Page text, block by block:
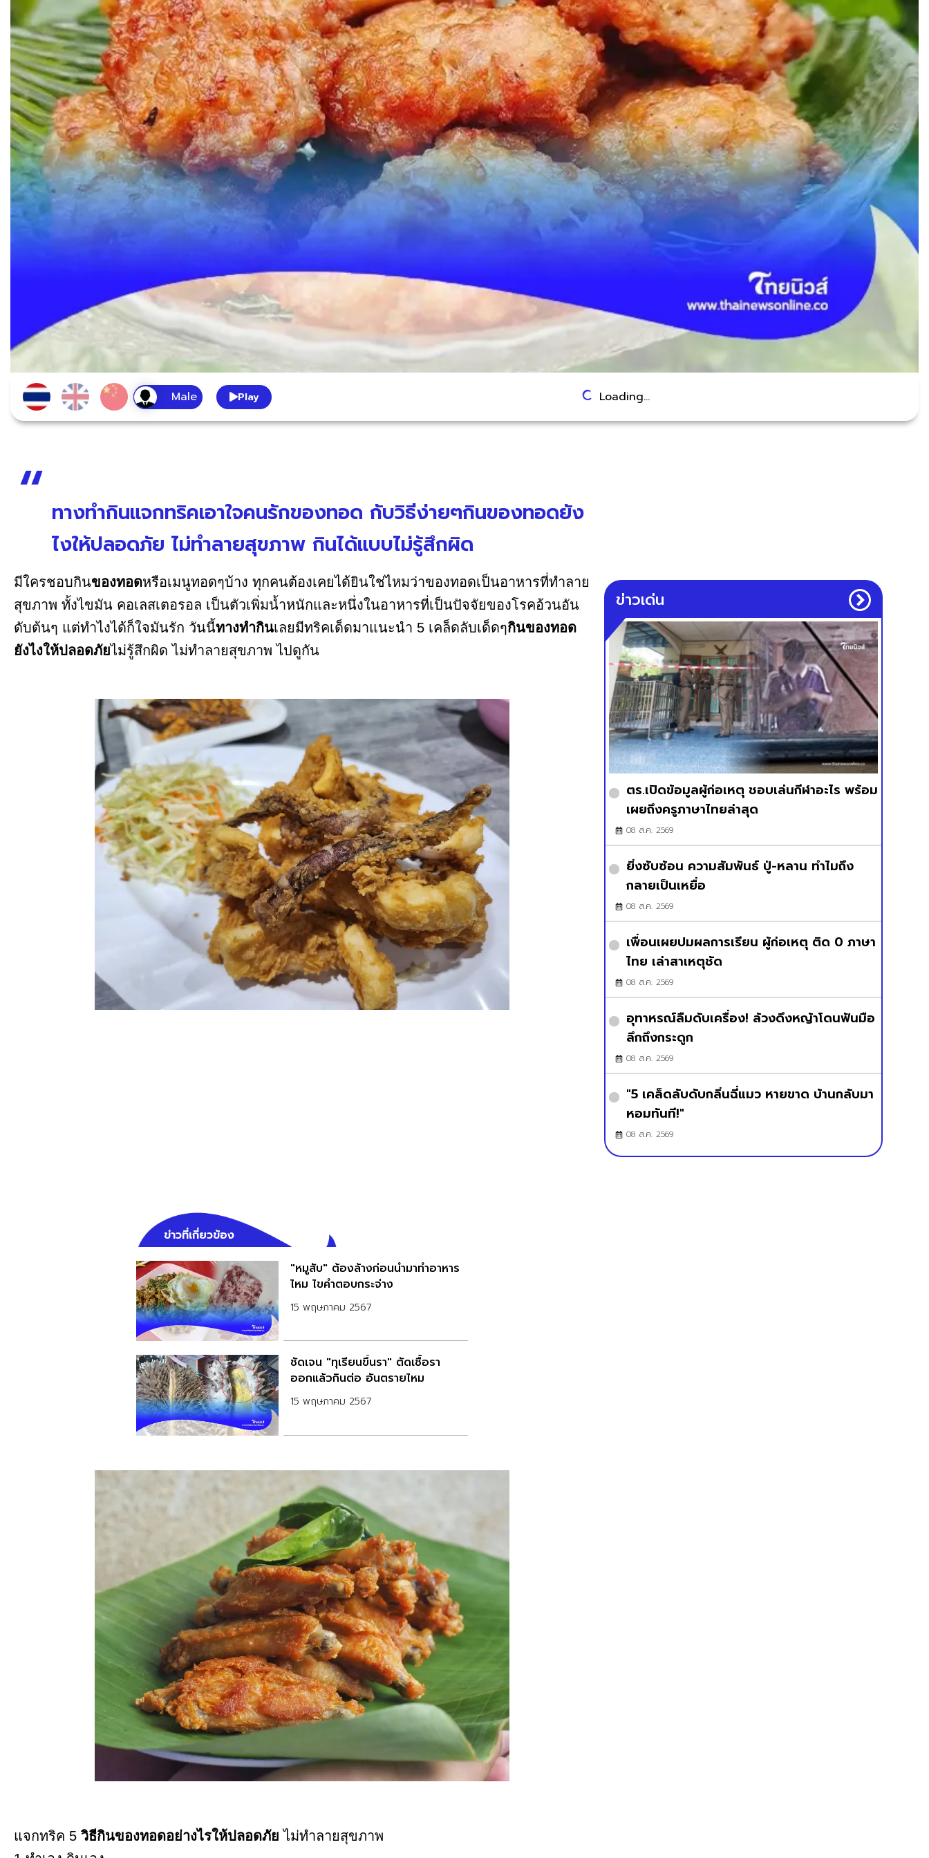
Play Loading...
ทางทำกินแจกทริคเอาใจคนรักของทอด กับวิธีง่ายๆกินของทอดยัง
ไงให้ปลอดภัย ไม่ทำลายสุขภาพ กินได้แบบไม่รู้สึกผิด
มีใครชอบกินของทอดหรือเมนูทอดๆบ้าง ทุกคนต้องเคยได้ยินใช่ไหมว่าของทอดเป็นอาหารที่ทำลาย
สุขภาพ ทั้งไขมัน คอเลสเตอรอล เป็นตัวเพิ่มน้ำหนักและหนึ่งในอาหารที่เป็นปัจจัยของโรคอ้วนอัน
ดับต้นๆ แต่ทำไงได้ก็ใจมันรัก วันนี้ทางทำกินเลยมีทริคเด็ดมาแนะนำ 5 เคล็ดลับเด็ดๆกินของทอด
ยังไงให้ปลอดภัยไม่รู้สึกผิด ไม่ทำลายสุขภาพ ไปดูกัน
ข่าวที่เกี่ยวข้อง
"หมูสับ" ต้องล้างก่อนนำมาทำอาหาร
ไหม ไขคำตอบกระจ่าง
15 พฤษภาคม 2567
ชัดเจน "ทุเรียนขึ้นรา" ตัดเชื้อรา
ออกแล้วกินต่อ อันตรายไหม
15 พฤษภาคม 2567
แจกทริค 5 วิธีกินของทอดอย่างไรให้ปลอดภัย ไม่ทำลายสุขภาพ
ข่าวเด่น
ตร.เปิดข้อมูลผู้ก่อเหตุ ชอบเล่นกีฬาอะไร พร้อม
เผยถึงครูภาษาไทยล่าสุด
08 ส.ค. 2569
ยิ่งซับซ้อน ความสัมพันธ์ ปู่-หลาน ทำไมถึง
กลายเป็นเหยื่อ
08 ส.ค. 2569
เพื่อนเผยปมผลการเรียน ผู้ก่อเหตุ ติด 0 ภาษา
ไทย เล่าสาเหตุชัด
08 ส.ค. 2569
อุทาหรณ์ลืมดับเครื่อง! ล้วงดึงหญ้าโดนฟันมือ
ลึกถึงกระดูก
08 ส.ค. 2569
"5 เคล็ดลับดับกลิ่นฉี่แมว หายขาด บ้านกลับมา
หอมทันที!"
08 ส.ค. 2569